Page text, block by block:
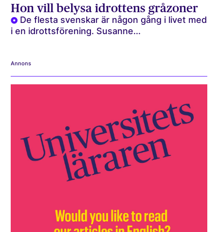
Hon vill belysa idrottens gråzoner
De flesta svenskar är någon gång i livet med
i en idrottsförening. Susanne...
Annons